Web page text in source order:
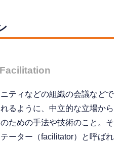
ティなどの組織の会議などで
るように、中立的な立場から
ための手法や技術のこと。そ
ーター（facilitator）と呼ばれ